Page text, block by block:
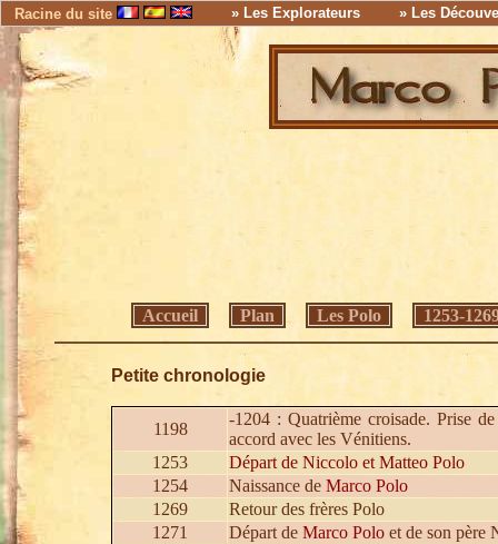
Racine du site » Les Explorateurs » Les
Accueil Plan Les Polo 1253-
Petite chronologie
1198
-1204 : Quatrième croisade. Prise
accord avec les Vénitiens.
1253
Départ de Niccolo et Matteo Polo
1254
Naissance de Marco Polo
1269
Retour des frères Polo
1271
Départ de Marco Polo et de son père